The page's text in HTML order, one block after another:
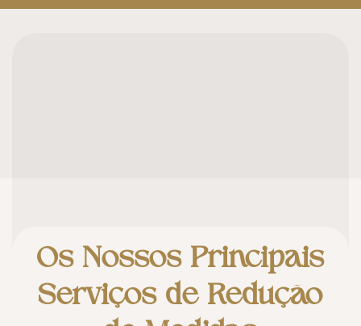
Os Nossos Principais
Serviços de Redução